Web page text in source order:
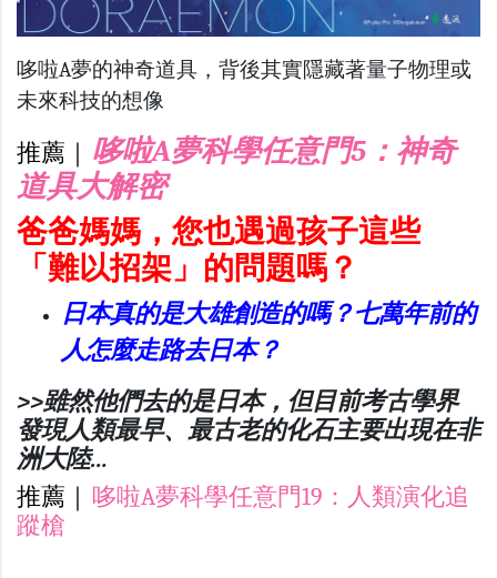
哆啦A夢的神奇道具，背後其實隱藏著量子物理或
未來科技的想像
推薦｜
哆啦A夢科學任意門5：神奇
道具大解密
爸爸媽媽，您也遇過孩子這些
「難以招架」的問題嗎？
日本真的是大雄創造的嗎？七萬年前的
人怎麼走路去日本？
>>雖然他們去的是日本，但目前考古學界
發現人類最早、最古老的化石主要出現在非
洲大陸…
推薦｜
哆啦A夢科學任意門19：人類演化追
蹤槍